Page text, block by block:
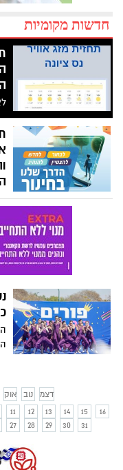
חדשות מקומיות
אוק נוב
דצמ
11 12 13 14 15 16
27 28 29 30 31